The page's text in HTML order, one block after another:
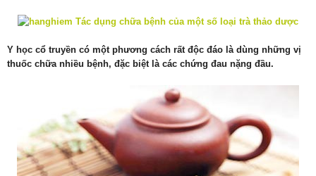
Y học cổ truyền có một phương cách rất độc đáo là dùng những vị
thuốc chữa nhiều bệnh, đặc biệt là các chứng đau nặng đầu.